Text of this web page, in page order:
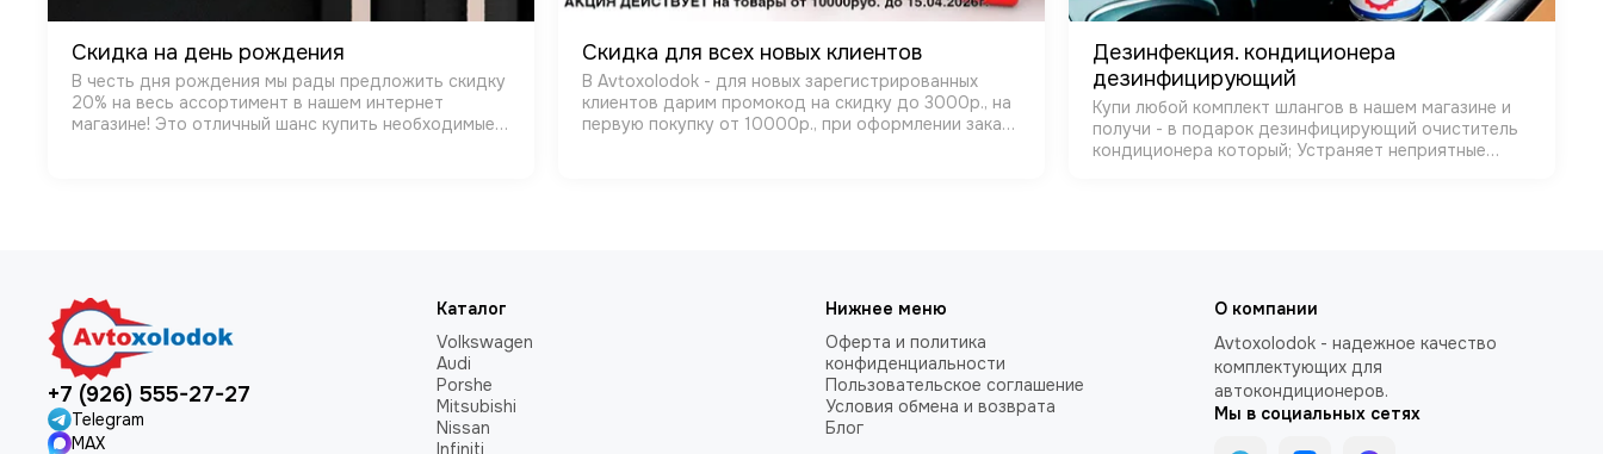
Скидка на день рождения
В честь дня рождения мы рады предложить скидку
20% на весь ассортимент в нашем интернет
магазине! Это отличный шанс купить необходимые
Скидка для всех новых клиентов
В Avtoxolodok - для новых зарегистрированных
клиентов дарим промокод на скидку до 3000р., на
первую покупку от 10000р., при оформлении заказа
Дезинфекция. кондиционера
дезинфицирующий
Купи любой комплект шлангов в нашем магазине и
получи - в подарок дезинфицирующий очиститель
кондиционера который; Устраняет неприятные
+7 (926) 555-27-27
Telegram
MAX
Каталог
Volkswagen
Audi
Porshe
Mitsubishi
Nissan
Infiniti
Нижнее меню
Оферта и политика
конфиденциальности
Пользовательское соглашение
Условия обмена и возврата
Блог
О компании
Avtoxolodok - надежное качество
комплектующих для
автокондиционеров.
Мы в социальных сетях